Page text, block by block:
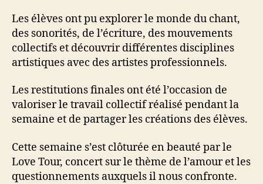
Les élèves ont pu explorer le monde du chant,
des sonorités, de l’écriture, des mouvements
collectifs et découvrir différentes disciplines
artistiques avec des artistes professionnels.
Les restitutions finales ont été l’occasion de
valoriser le travail collectif réalisé pendant la
semaine et de partager les créations des élèves.
Cette semaine s’est clôturée en beauté par le
Love Tour, concert sur le thème de l’amour et les
questionnements auxquels il nous confronte.